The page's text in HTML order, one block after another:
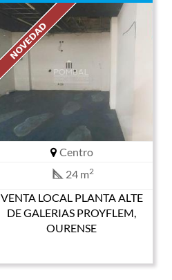
Centro
24 m2
VENTA LOCAL PLANTA ALTE
DE GALERIAS PROYFLEM,
OURENSE